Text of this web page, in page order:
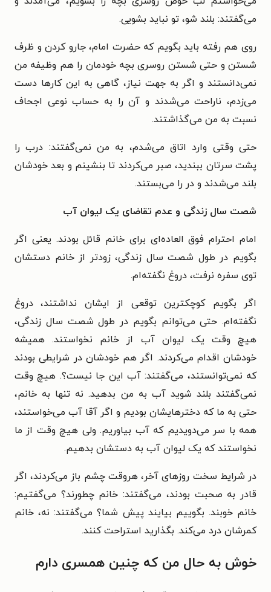
می‌گفتند: بلند شو، تو نباید بشویی.
روی هم رفته باید بگویم که حضرت امام، جارو کردن و ظرف
شستن و حتی شستن روسری بچه خودمان را هم وظیفه من
نمی‌دانستند و اگر به جهت نیاز، گاهی به این کارها دست
می‌زدم، ناراحت می‌شدند و آن را به حساب نوعی اجحاف
نسبت به من می‌گذاشتند.
حتی وقتی وارد اتاق می‌شدم، به من نمی‌گفتند: درب را
پشت سرتان ببندید، صبر می‌کردند تا بنشینم و بعد خودشان
بلند می‌شدند و در را می‌بستند.
شصت سال زندگی و عدم تقاضای یک لیوان آب
امام احترام فوق العاده‌ای برای خانم قائل بودند. یعنی اگر
بگویم در طول شصت سال زندگی، زودتر از خانم دستشان
توی سفره نرفت، دروغ نگفته‌ام.
اگر بگویم کوچکترین توقعی از ایشان نداشتند، دروغ
نگفته‌ام. حتی می‌توانم بگویم در طول شصت سال زندگی،
هیچ وقت یک لیوان آب از خانم نخواستند. همیشه
خودشان اقدام می‌کردند. اگر هم خودشان در شرایطی بودند
که نمی‌توانستند، می‌گفتند: آب این جا نیست؟. هیچ وقت
نمی‌گفتند بلند شوید آب به من بدهید. نه تنها به خانم،
حتی به ما که دخترهایشان بودیم و اگر آقا آب می‌خواستند،
همه با سر می‌دویدیم که آب بیاوریم. ولی هیچ وقت از ما
نخواستند که یک لیوان آب به دستشان بدهیم.
در شرایط سخت روزهای آخر، هروقت چشم باز می‌کردند، اگر
قادر به صحبت بودند، می‌گفتند: خانم چطورند؟ می‌گفتیم:
خانم خوبند. بگوییم بیایند پیش شما؟ می‌گفتند: نه، خانم
کمرشان درد می‌کند. بگذارید استراحت کنند.
خوش به حال من که چنین همسری دارم